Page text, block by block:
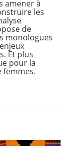
amener à
les
de
monologues
Et plus
pour la